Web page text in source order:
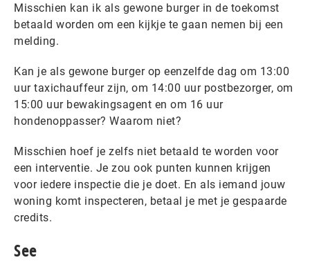
Misschien kan ik als gewone burger in de toekomst
betaald worden om een kijkje te gaan nemen bij een
melding.
Kan je als gewone burger op eenzelfde dag om 13:00
uur taxichauffeur zijn, om 14:00 uur postbezorger, om
15:00 uur bewakingsagent en om 16 uur
hondenoppasser? Waarom niet?
Misschien hoef je zelfs niet betaald te worden voor
een interventie. Je zou ook punten kunnen krijgen
voor iedere inspectie die je doet. En als iemand jouw
woning komt inspecteren, betaal je met je gespaarde
credits.
See